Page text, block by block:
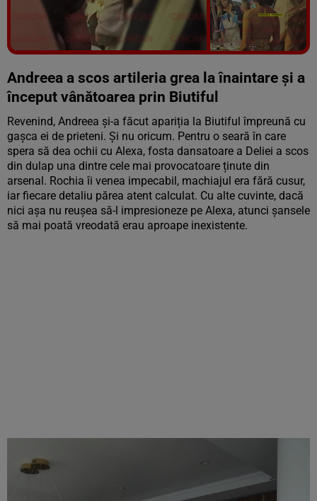
Vezi galeria foto
19 poze
Andreea a scos artileria grea la înaintare și a
început vânătoarea prin Biutiful
Revenind, Andreea și-a făcut apariția la Biutiful împreună cu
gașca ei de prieteni. Și nu oricum. Pentru o seară în care
spera să dea ochii cu Alexa, fosta dansatoare a Deliei a scos
din dulap una dintre cele mai provocatoare ținute din
arsenal. Rochia îi venea impecabil, machiajul era fără cusur,
iar fiecare detaliu părea atent calculat. Cu alte cuvinte, dacă
nici așa nu reușea să-l impresioneze pe Alexa, atunci șansele
să mai poată vreodată erau aproape inexistente.